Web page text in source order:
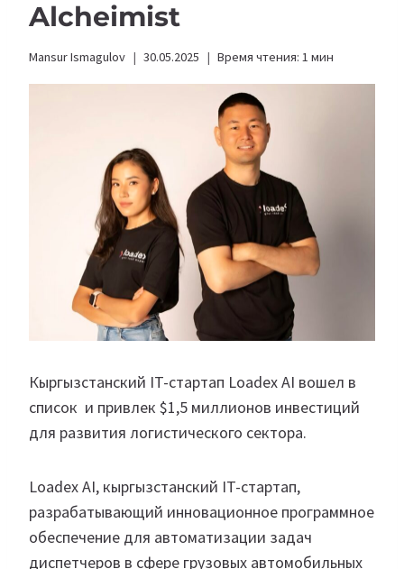
Alcheimist
Mansur Ismagulov 30.05.2025 Время чтения: 1 мин
Кыргызстанский IT-стартап Loadex AI вошел в
список и привлек $1,5 миллионов инвестиций
для развития логистического сектора.
Loadex AI, кыргызстанский IT-стартап,
разрабатывающий инновационное программное
обеспечение для автоматизации задач
диспетчеров в сфере грузовых автомобильных